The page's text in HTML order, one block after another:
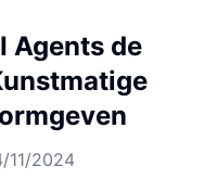
Agents de
11/2024